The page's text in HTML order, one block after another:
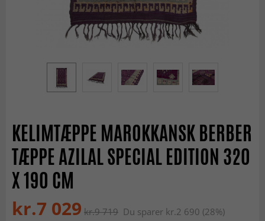
KELIMTÆPPE MAROKKANSK BERBER
TÆPPE AZILAL SPECIAL EDITION 320
X 190 CM
kr.7 029 kr.9 719 Du sparer kr.2 690 (28%)